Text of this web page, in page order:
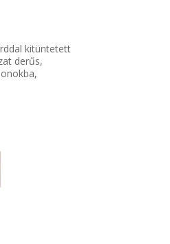
kitüntetett
derűs,